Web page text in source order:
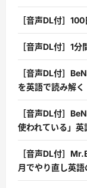
［音声DL付］
［音声DL付］1
［音声DL付］
を英語で読み解く
［音声DL付］
使われている」英
［音声DL付］
月でやり直し英語